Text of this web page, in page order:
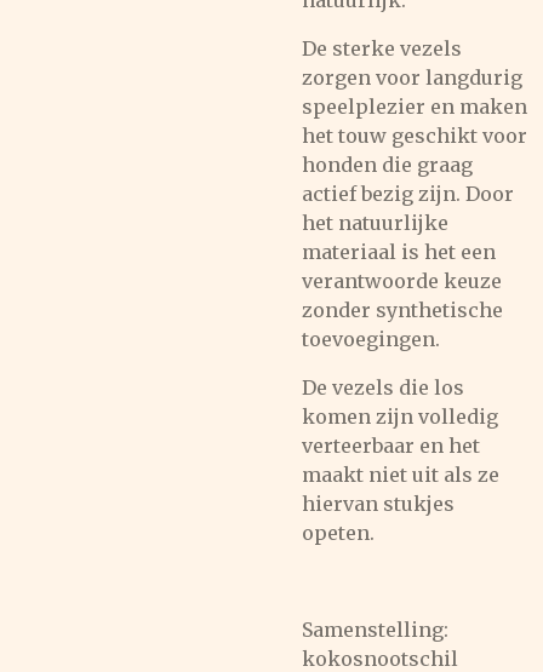
De sterke vezels
zorgen voor langdurig
speelplezier en maken
het touw geschikt voor
honden die graag
actief bezig zijn. Door
het natuurlijke
materiaal is het een
verantwoorde keuze
zonder synthetische
toevoegingen.
De vezels die los
komen zijn volledig
verteerbaar en het
maakt niet uit als ze
hiervan stukjes
opeten.
Samenstelling:
kokosnootschil